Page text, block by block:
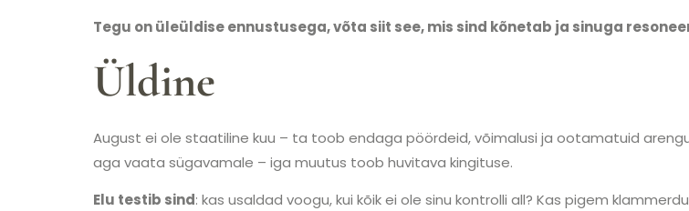
Tegu on üleüldise ennustusega, võta siit see, mis sind kõnetab ja sinuga
Üldine
August ei ole staatiline kuu – ta toob endaga pöördeid, võimalusi ja ootamatuid
aga vaata sügavamale – iga muutus toob huvitava kingituse.
Elu testib sind: kas usaldad voogu, kui kõik ei ole sinu kontrolli all? Kas pigem